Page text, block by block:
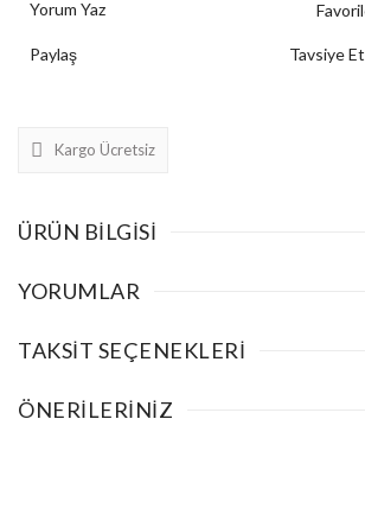
Yorum Yaz
Paylaş Tavsiye Et
Kargo Ücretsiz
ÜRÜN BILGISI
YORUMLAR
TAKSIT SEÇENEKLERI
ÖNERILERINIZ